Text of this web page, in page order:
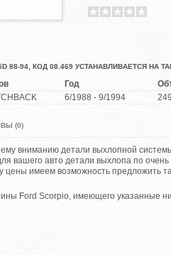
88-94, КОД 08.469 УСТАНАВЛИВАЕТСЯ НА
Год
6/1988 - 9/1994
(0)
вниманию детали выхлопной
вашего авто детали выхлопа по
цены имеем возможность предложить
Ford Scorpio, имеющего указанные